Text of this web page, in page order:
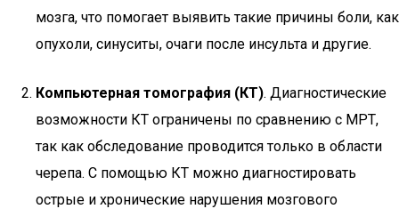
мозга, что помогает выявить такие причины боли, как
опухоли, синуситы, очаги после инсульта и другие.
Компьютерная томография (КТ). Диагностические
возможности КТ ограничены по сравнению с МРТ,
так как обследование проводится только в области
черепа. С помощью КТ можно диагностировать
острые и хронические нарушения мозгового